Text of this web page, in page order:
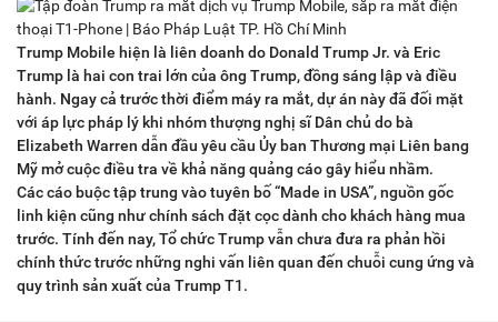
Trump Mobile hiện là liên doanh do Donald Trump Jr. và Eric
Trump là hai con trai lớn của ông Trump, đồng sáng lập và điều
hành. Ngay cả trước thời điểm máy ra mắt, dự án này đã đối mặt
với áp lực pháp lý khi nhóm thượng nghị sĩ Dân chủ do bà
Elizabeth Warren dẫn đầu yêu cầu Ủy ban Thương mại Liên bang
Mỹ mở cuộc điều tra về khả năng quảng cáo gây hiểu nhầm.
Các cáo buộc tập trung vào tuyên bố “Made in USA”, nguồn gốc
linh kiện cũng như chính sách đặt cọc dành cho khách hàng mua
trước. Tính đến nay, Tổ chức Trump vẫn chưa đưa ra phản hồi
chính thức trước những nghi vấn liên quan đến chuỗi cung ứng và
quy trình sản xuất của Trump T1.